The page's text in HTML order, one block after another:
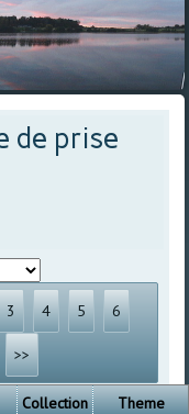
de prise
3 4 5 6
>>
Collection
Theme